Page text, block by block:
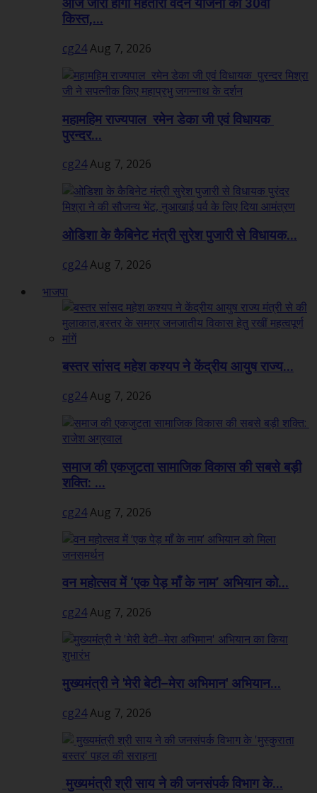
आज जारी होगी महतारी वंदन योजना की 30वीं
किस्त,...
cg24Aug 7, 2026
महामहिम राज्यपाल रमेन डेका जी एवं विधायक
पुरन्दर...
cg24Aug 7, 2026
ओडिशा के कैबिनेट मंत्री सुरेश पुजारी से विधायक...
cg24Aug 7, 2026
भाजपा
बस्तर सांसद महेश कश्यप ने केंद्रीय आयुष राज्य...
cg24Aug 7, 2026
समाज की एकजुटता सामाजिक विकास की सबसे बड़ी
शक्ति: ...
cg24Aug 7, 2026
वन महोत्सव में ‘एक पेड़ माँ के नाम’ अभियान को...
cg24Aug 7, 2026
मुख्यमंत्री ने 'मेरी बेटी–मेरा अभिमान' अभियान...
cg24Aug 7, 2026
मुख्यमंत्री श्री साय ने की जनसंपर्क विभाग के...